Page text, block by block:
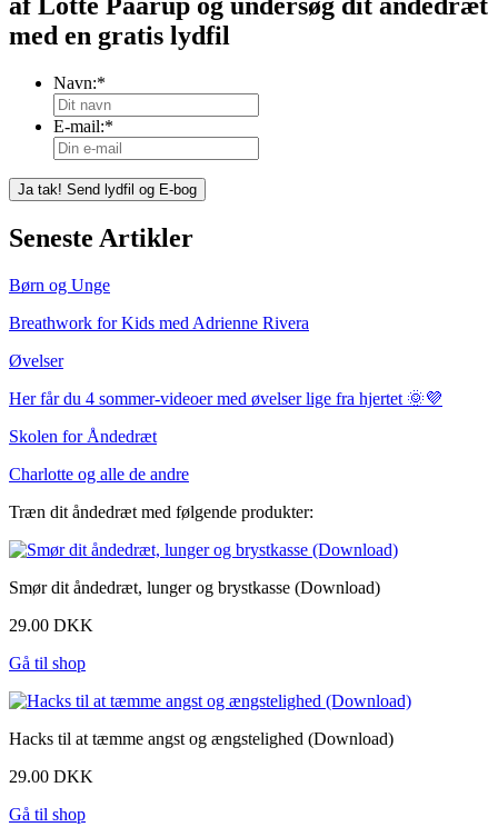
med en gratis lydfil
Navn:*
E-mail:*
Seneste Artikler
Børn og Unge
Breathwork for Kids med Adrienne Rivera
Øvelser
Her får du 4 sommer-videoer med øvelser lige fra hjertet 🌞💜
Skolen for Åndedræt
Charlotte og alle de andre
Træn dit åndedræt med følgende produkter:
Smør dit åndedræt, lunger og brystkasse (Download)
29.00 DKK
Gå til shop
Hacks til at tæmme angst og ængstelighed (Download)
29.00 DKK
Gå til shop